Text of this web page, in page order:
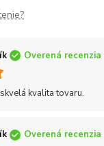
Overená recenzia
kvalita tovaru.
Overená recenzia